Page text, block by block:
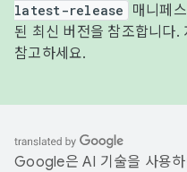
latest-release
매니페
된 최신 버전을 참조합니다.
참고하세요.
Google은 AI 기술을 사용